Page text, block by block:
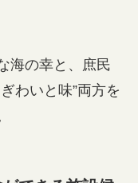
海の幸と、庶民
わいと味”両方を